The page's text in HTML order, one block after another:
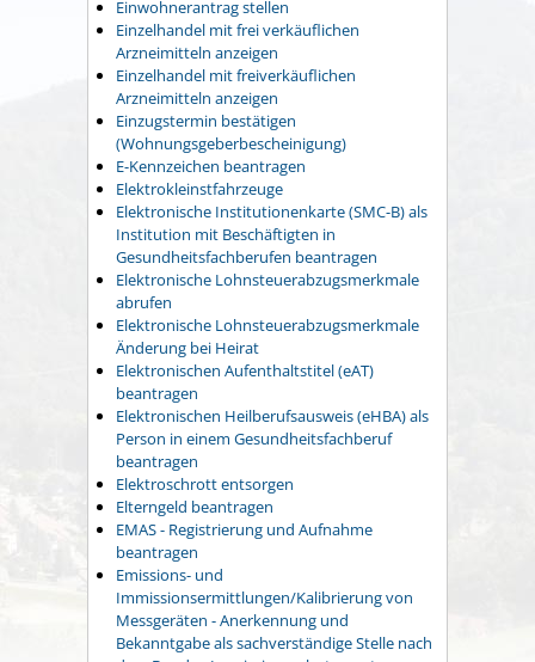
Einwohnerantrag stellen
Einzelhandel mit frei verkäuflichen
Arzneimitteln anzeigen
Einzelhandel mit freiverkäuflichen
Arzneimitteln anzeigen
Einzugstermin bestätigen
(Wohnungsgeberbescheinigung)
E-Kennzeichen beantragen
Elektrokleinstfahrzeuge
Elektronische Institutionenkarte (SMC-B) als
Institution mit Beschäftigten in
Gesundheitsfachberufen beantragen
Elektronische Lohnsteuerabzugsmerkmale
abrufen
Elektronische Lohnsteuerabzugsmerkmale
Änderung bei Heirat
Elektronischen Aufenthaltstitel (eAT)
beantragen
Elektronischen Heilberufsausweis (eHBA) als
Person in einem Gesundheitsfachberuf
beantragen
Elektroschrott entsorgen
Elterngeld beantragen
EMAS - Registrierung und Aufnahme
beantragen
Emissions- und
Immissionsermittlungen/Kalibrierung von
Messgeräten - Anerkennung und
Bekanntgabe als sachverständige Stelle nach